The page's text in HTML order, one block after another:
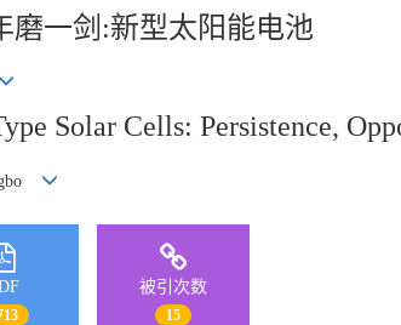
磨一剑:新型太阳能电池
Solar Cells: Persistence,
被引次数
15